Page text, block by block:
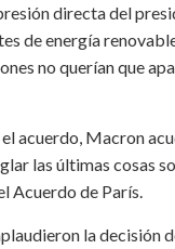
directa del
de energía
no querían que
acuerdo, Macron
las últimas cosas
Acuerdo de París.
la decisión